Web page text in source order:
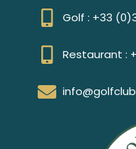
Golf : +33
Restaurant :